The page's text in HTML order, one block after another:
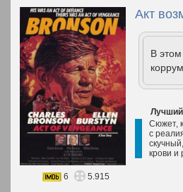
Акт
В
Сюжет,
с
крови и
6 5.915